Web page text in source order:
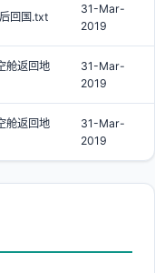
回国.txt
31-Mar-
2019
舱返回地
31-Mar-
2019
舱返回地
31-Mar-
2019